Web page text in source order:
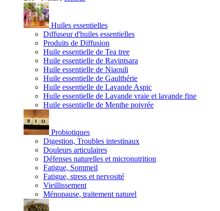
Huiles essentielles
Diffuseur d'huiles essentielles
Produits de Diffusion
Huile essentielle de Tea tree
Huile essentielle de Ravintsara
Huile essentielle de Niaouli
Huile essentielle de Gaulthérie
Huile essentielle de Lavande Aspic
Huile essentielle de Lavande vraie et lavande fine
Huile essentielle de Menthe poivrée
Probiotiques
Digestion, Troubles intestinaux
Douleurs articulaires
Défenses naturelles et micronutrition
Fatigue, Sommeil
Fatigue, stress et nervosité
Vieillissement
Ménopause, traitement naturel